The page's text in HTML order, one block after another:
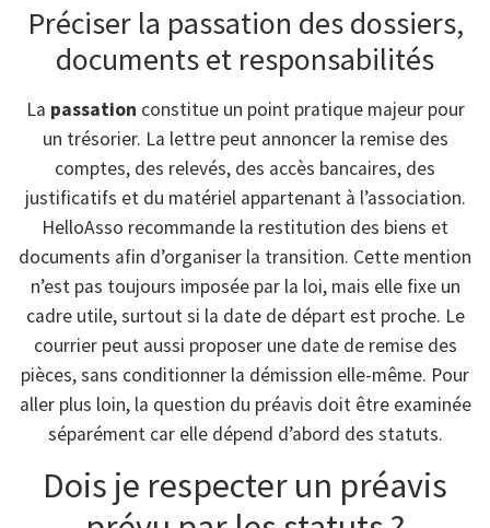
Préciser la passation des dossiers,
documents et responsabilités
La passation constitue un point pratique majeur pour
un trésorier. La lettre peut annoncer la remise des
comptes, des relevés, des accès bancaires, des
justificatifs et du matériel appartenant à l’association.
HelloAsso recommande la restitution des biens et
documents afin d’organiser la transition. Cette mention
n’est pas toujours imposée par la loi, mais elle fixe un
cadre utile, surtout si la date de départ est proche. Le
courrier peut aussi proposer une date de remise des
pièces, sans conditionner la démission elle-même. Pour
aller plus loin, la question du préavis doit être examinée
séparément car elle dépend d’abord des statuts.
Dois je respecter un préavis